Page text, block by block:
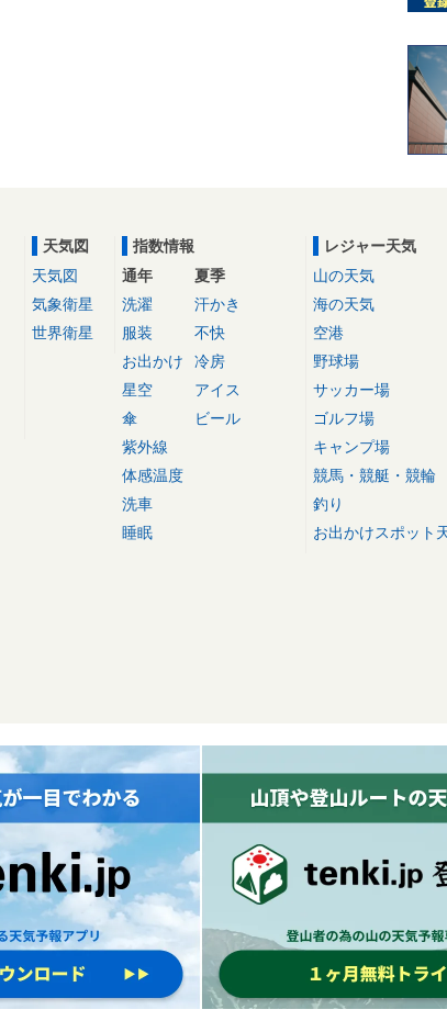
天気図
天気図
気象衛星
世界衛星
指数情報
通年
洗濯
服装
お出かけ
星空
傘
紫外線
体感温度
洗車
睡眠
夏季
汗かき
不快
冷房
アイス
ビール
レジャー天気
山の天気
海の天気
空港
野球場
サッカー場
ゴルフ場
キャンプ場
競馬・競艇・競輪
釣り
お出かけスポット